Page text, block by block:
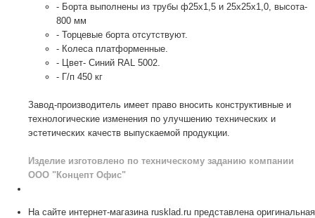
- Борта выполнены из трубы ф25х1,5 и 25х25х1,0, высота-
800 мм
- Торцевые борта отсутствуют.
- Колеса платформенные.
- Цвет- Синий RAL 5002.
- Г/п 450 кг
Завод-производитель имеет право вносить конструктивные и
технологические изменения по улучшению технических и
эстетических качеств выпускаемой продукции.
Изделие изготовлено по техническому заданию компании
ООО "Концепт Офис"
На сайте интернет-магазина rusklad.ru представлена оригинальная